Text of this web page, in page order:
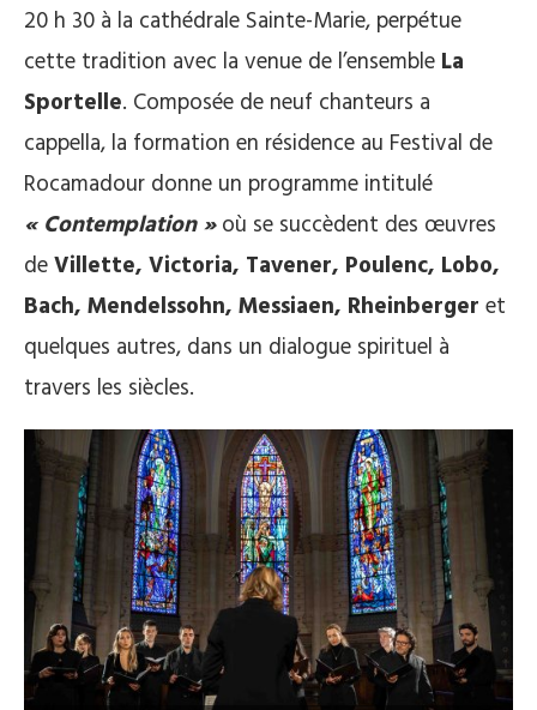
20 h 30 à la cathédrale Sainte-Marie, perpétue
cette tradition avec la venue de l’ensemble La
Sportelle. Composée de neuf chanteurs a
cappella, la formation en résidence au Festival de
Rocamadour donne un programme intitulé
« Contemplation » où se succèdent des œuvres
deVillette, Victoria, Tavener, Poulenc, Lobo,
Bach, Mendelssohn, Messiaen, Rheinberger et
quelques autres, dans un dialogue spirituel à
travers les siècles.